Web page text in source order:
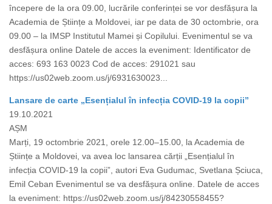
începere de la ora 09.00, lucrările conferinței se vor desfășura la
Academia de Științe a Moldovei, iar pe data de 30 octombrie, ora
09.00 – la IMSP Institutul Mamei și Copilului. Evenimentul se va
desfășura online Datele de acces la eveniment: Identificator de
acces: 693 163 0023 Cod de acces: 291021 sau
https://us02web.zoom.us/j/6931630023...
Lansare de carte „Esențialul în infecția COVID-19 la copii”
19.10.2021
AȘM
Marți, 19 octombrie 2021, orele 12.00–15.00, la Academia de
Științe a Moldovei, va avea loc lansarea cărții „Esențialul în
infecția COVID-19 la copii”, autori Eva Gudumac, Svetlana Șciuca,
Emil Ceban Evenimentul se va desfășura online. Datele de acces
la eveniment: https://us02web.zoom.us/j/84230558455?